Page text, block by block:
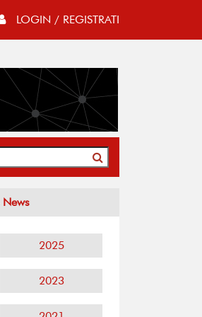
LOGIN / REGISTRATI
News
2025
2023